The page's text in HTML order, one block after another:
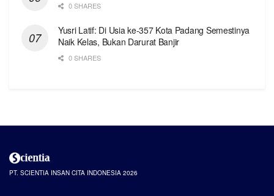
0 SHARES
Yusri Latif: Di Usia ke-357 Kota Padang Semestinya
Naik Kelas, Bukan Darurat Banjir
0 SHARES
PT. SCIENTIA INSAN CITA INDONESIA 2026